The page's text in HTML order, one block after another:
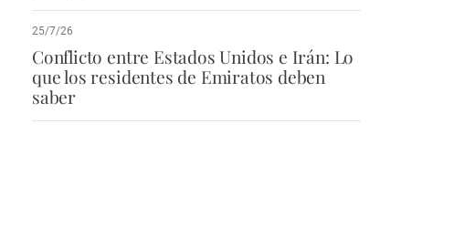
25/7/26
Conflicto entre Estados Unidos e Irán: Lo
que los residentes de Emiratos deben
saber